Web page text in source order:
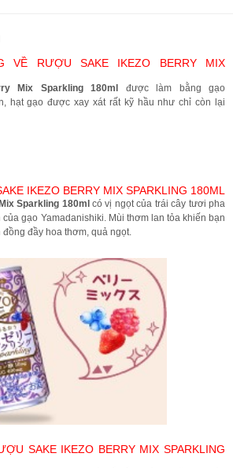
VỀ RƯỢU SAKE IKEZO BERRY MIX
Mix Sparkling 180ml được làm bằng gạo
hạt gạo được xay xát rất kỹ hầu như chỉ còn lại
IKEZO BERRY MIX SPARKLING 180ML
Sparkling 180ml có vị ngọt của trái cây tươi pha
gạo Yamadanishiki. Mùi thơm lan tỏa khiến bạn
đầy hoa thơm, quả ngọt.
SAKE IKEZO BERRY MIX SPARKLING